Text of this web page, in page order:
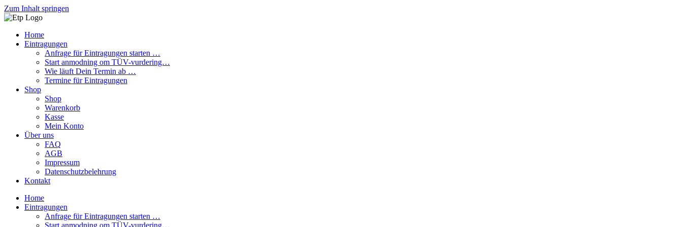
Zum Inhalt springen
Home
Eintragungen
Anfrage für Eintragungen starten …
Start anmodning om TÜV-vurdering…
Wie läuft Dein Termin ab …
Termine für Eintragungen
Shop
Shop
Warenkorb
Kasse
Mein Konto
Über uns
FAQ
AGB
Impressum
Datenschutzbelehrung
Kontakt
Home
Eintragungen
Anfrage für Eintragungen starten …
Start anmodning om TÜV-vurdering…